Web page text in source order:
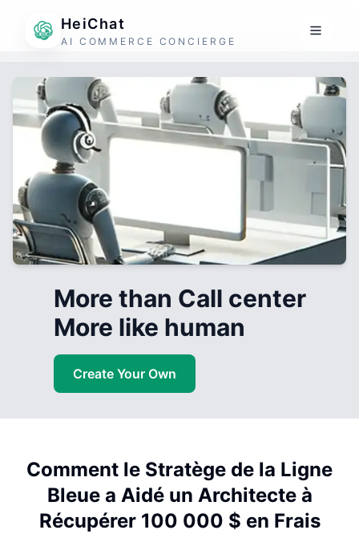
HeiChat
AI COMMERCE CONCIERGE
More than Call center
More like human
Create Your Own
Comment le Stratège de la Ligne
Bleue a Aidé un Architecte à
Récupérer 100 000 $ en Frais